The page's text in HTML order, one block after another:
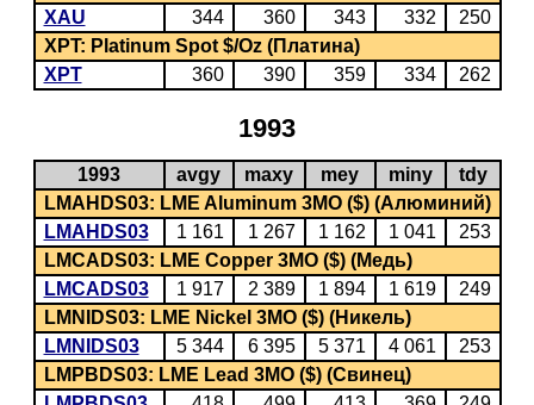
XAU
344 360 343 332
250
XPT: Platinum Spot $/Oz (Платина)
XPT
360 390 359 334 262
1993
1993 avgy maxy mey miny
tdy
LMAHDS03: LME Aluminum 3MO ($) (Алюминий)
LMAHDS03
1 161 1 267 1 162 1 041
253
LMCADS03: LME Copper 3MO ($) (Медь)
LMCADS03
1 917 2 389 1 894 1 619
249
LMNIDS03: LME Nickel 3MO ($) (Никель)
LMNIDS03
5 344 6 395 5 371 4 061
253
LMPBDS03: LME Lead 3MO ($) (Свинец)